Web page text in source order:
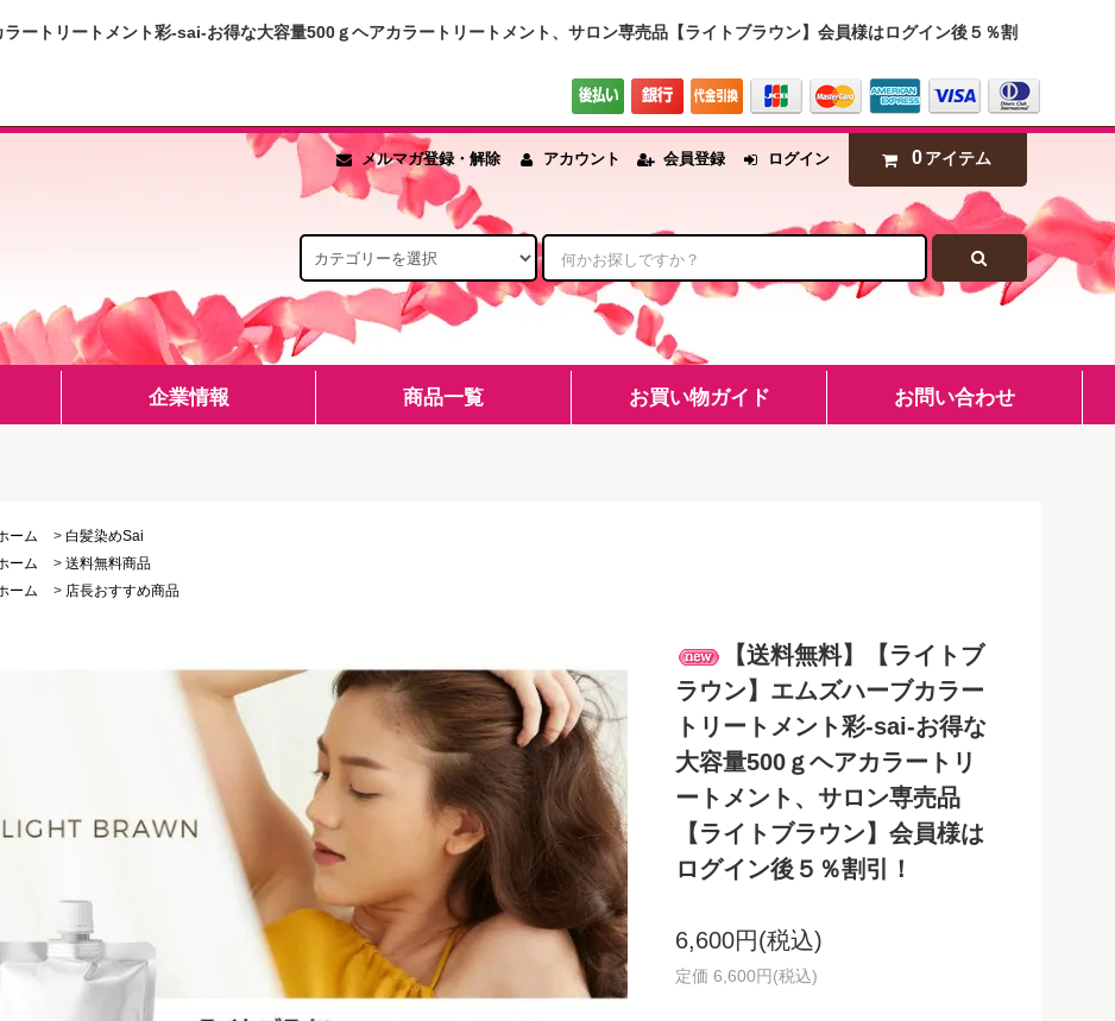
ラートリートメント彩-sai-お得な大容量500ｇヘアカラートリートメント、サロン専売品【ライトブラウン】会員様はログイン後５％割
メルマガ登録・解除 アカウント 会員登録 ログイン 0 アイテム
企業情報 商品一覧 お買い物ガイド お問い合わせ
ーム > 白髪染めSai
ーム
> 送料無料商品
ーム
> 店長おすすめ商品
【送料無料】【ライトブ
ラウン】エムズハーブカラー
トリートメント彩-sai-お得な
大容量500ｇヘアカラートリ
ートメント、サロン専売品
【ライトブラウン】会員様は
ログイン後５％割引！
6,600円(税込)
定価 6,600円(税込)